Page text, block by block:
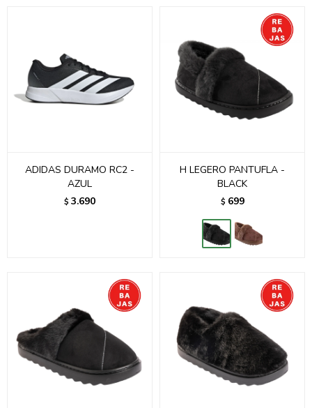
ADIDAS DURAMO RC2 -
AZUL
$ 3.690
H LEGERO PANTUFLA -
BLACK
$ 699